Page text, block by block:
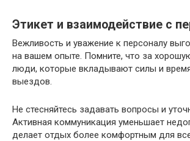
Этикет и взаимодействие с
Вежливость и уважение к персоналу
на вашем опыте. Помните, что за
люди, которые вкладывают силы и
выездов.
Не стесняйтесь задавать вопросы и
Активная коммуникация уменьшает
делает отдых более комфортным для